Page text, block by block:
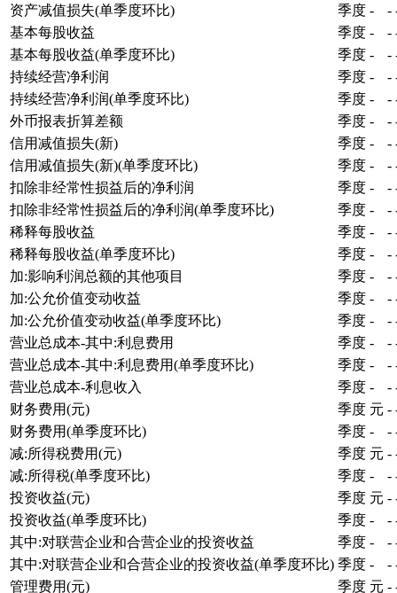
资产减值损失(单季度环比)
季度 - -
基本每股收益
季度 - -
基本每股收益(单季度环比)
季度 - -
持续经营净利润
季度 - -
持续经营净利润(单季度环比)
季度 - -
外币报表折算差额
季度 - -
信用减值损失(新)
季度 - -
信用减值损失(新)(单季度环比)
季度 - -
扣除非经常性损益后的净利润
季度 - -
扣除非经常性损益后的净利润(单季度环比)
季度 - -
稀释每股收益
季度 - -
稀释每股收益(单季度环比)
季度 - -
加:影响利润总额的其他项目
季度 - -
加:公允价值变动收益
季度 - -
加:公允价值变动收益(单季度环比)
季度 - -
营业总成本-其中:利息费用
季度 - -
营业总成本-其中:利息费用(单季度环比)
季度 - -
营业总成本-利息收入
季度 - -
财务费用(元)
季度 元 -
财务费用(单季度环比)
季度 - -
减:所得税费用(元)
季度 元 -
减:所得税(单季度环比)
季度 - -
投资收益(元)
季度 元 -
投资收益(单季度环比)
季度 - -
其中:对联营企业和合营企业的投资收益
季度 - -
其中:对联营企业和合营企业的投资收益(单季度环比) 季度 - -
管理费用(元)
季度 元 -